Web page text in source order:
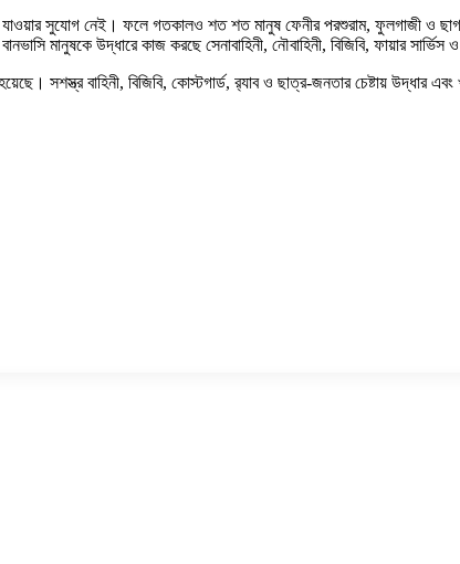
সুযোগ নেই। ফলে গতকালও শত শত মানুষ ফেনীর পরশুরাম, ফুলগাজী ও
মানুষকে উদ্ধারে কাজ করছে সেনাবাহিনী, নৌবাহিনী, বিজিবি, ফায়ার সার্ভিস
সশস্ত্র বাহিনী, বিজিবি, কোস্টগার্ড, র‍্যাব ও ছাত্র-জনতার চেষ্টায় উদ্ধার এবং